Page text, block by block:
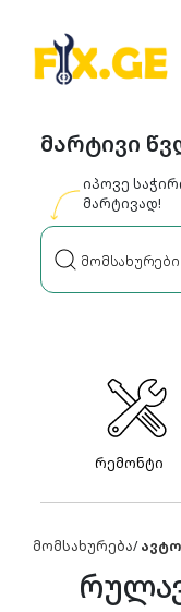
მარტივი
იპოვე
მარტივად!
რემონტი
მომსახურება/